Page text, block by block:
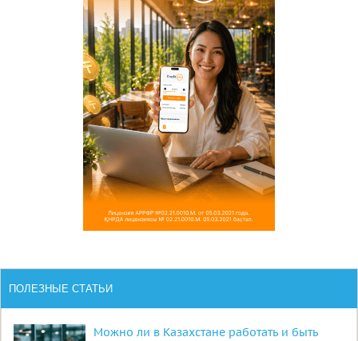
ПОЛЕЗНЫЕ СТАТЬИ
Можно ли в Казахстане работать и быть